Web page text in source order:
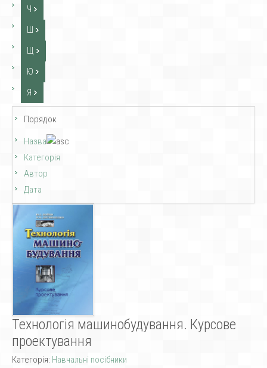
Ч
Ю
Я
Порядок
Назва
Категорія
Автор
Дата
Технологія машинобудування. Курсове
проектування
Категорія: Навчальні посібники